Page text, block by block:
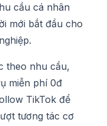
cầu cá nhân
mới bắt đầu cho
theo nhu cầu,
miễn phí 0đ
TikTok để
tương tác cơ